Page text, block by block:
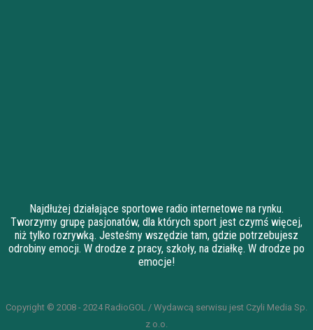
Najdłużej działające sportowe radio internetowe na rynku.
Tworzymy grupę pasjonatów, dla których sport jest czymś więcej,
niż tylko rozrywką. Jesteśmy wszędzie tam, gdzie potrzebujesz
odrobiny emocji. W drodze z pracy, szkoły, na działkę. W drodze po
emocje!
Copyright © 2008 - 2024 RadioGOL / Wydawcą serwisu jest Czyli Media Sp.
z o.o.